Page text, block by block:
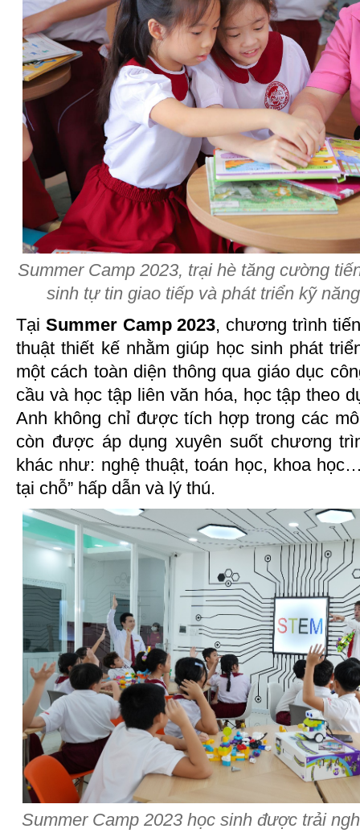
Summer Camp 2023, trại hè tăng cường
sinh tự tin giao tiếp và phát triển kỹ
Tại Summer Camp 2023, chương trình
thuật thiết kế nhằm giúp học sinh phát
một cách toàn diện thông qua giáo dục
cầu và học tập liên văn hóa, học tập theo
Anh không chỉ được tích hợp trong các
còn được áp dụng xuyên suốt chương
khác như: nghệ thuật, toán học, khoa
tại chỗ” hấp dẫn và lý thú.
Summer Camp 2023 học sinh được trải